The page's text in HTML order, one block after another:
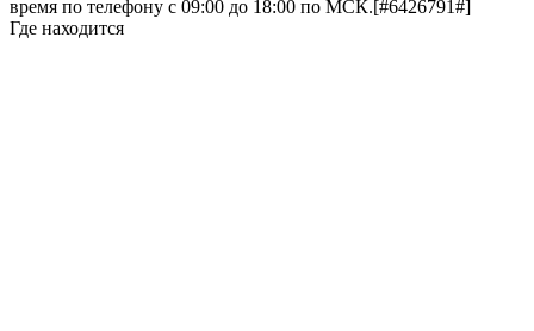
время по телефону с 09:00 до 18:00 по МСК.[#6426791#]
Где находится